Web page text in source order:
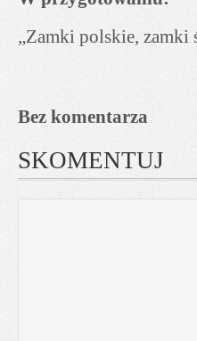
„Zamki polskie, zamki
Bez komentarza
SKOMENTUJ